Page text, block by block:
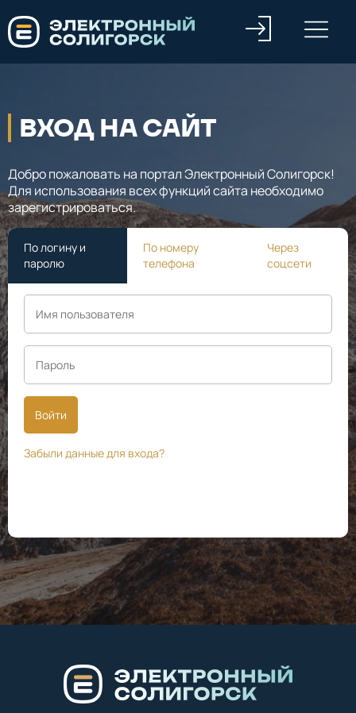
ВХОД НА САЙТ
Добро пожаловать на портал Электронный Солигорск!
Для использования всех функций сайта необходимо
зарегистрироваться.
По логину и
паролю
По номеру
телефона
Через
соцсети
Войти
Забыли данные для входа?